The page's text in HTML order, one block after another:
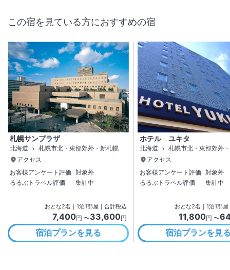
この宿を見ている方におすすめの宿
札幌サンプラザ
北海道
札幌市北・東部郊外・新札幌
アクセス
お客様アンケート評価 対象外
るるぶトラベル評価
集計中
おとな2名 ｜ 1泊1部屋｜合計税込
7,400円 〜33,600円
宿泊プランを見る
ホテル ユキタ
北海道
札幌市北・東部郊外
アクセス
お客様アンケート評価 対象外
るるぶトラベル評価
集計中
おとな2名 ｜ 1泊1部屋
11,800円 〜
宿泊プランを見